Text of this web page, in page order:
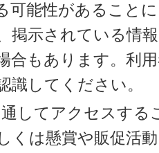
可能性があること
掲示されている情
合もあります。利
識してください。
してアクセスする
くは懸賞や販促活